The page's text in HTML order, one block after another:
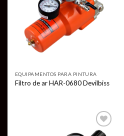
EQUIPAMENTOS PARA PINTURA
Filtro de ar HAR-0680 Devilbiss